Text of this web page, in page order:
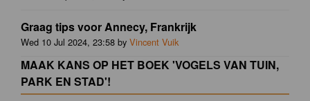
Graag tips voor Annecy, Frankrijk
Wed 10 Jul 2024, 23:58 by Vincent Vuik
MAAK KANS OP HET BOEK 'VOGELS VAN TUIN,
PARK EN STAD'!